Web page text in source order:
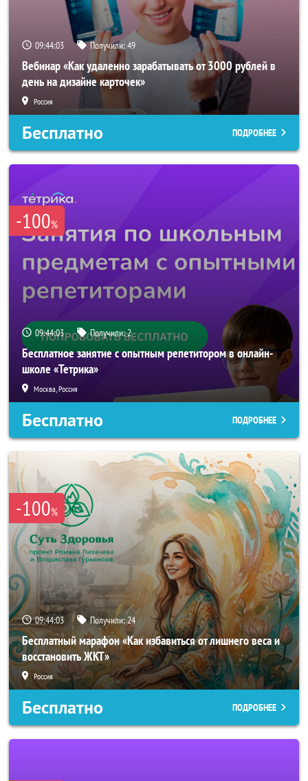
09:44:00 Получили:49
Вебинар «Как удаленно зарабатывать от 3000 рублей в
день на дизайне карточек»
Россия
Бесплатно ПОДРОБНЕЕ
-100%
09:44:00 Получили:2
Бесплатное занятие с опытным репетитором в онлайн-
школе «Тетрика»
Москва, Россия
Бесплатно ПОДРОБНЕЕ
-100%
09:44:00 Получили:24
Бесплатный марафон «Как избавиться от лишнего веса и
восстановить ЖКТ»
Россия
Бесплатно ПОДРОБНЕЕ